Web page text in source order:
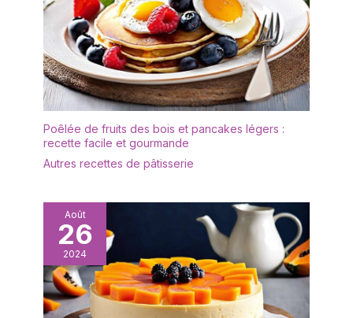
plomb et cadmium dans
les revêtements. Pas de
migration à une
concentration de 0,005
mgkg FACILE A
NETTOYER, le
revêtement antiadhésif
est garanti sans PFOA,
sans plomb, sans
cadmium FABRIQUE EN
culinaires ; Source :
Euromonitor International
Ltd, édition Home and
Garden 2019, valeur de la
marque en magasin
(RSP), données 2018
Fabriqué en France
Poêlée de fruits des bois et pancakes légers :
recette facile et gourmande
Autres recettes de pâtisserie
Août
26
2024